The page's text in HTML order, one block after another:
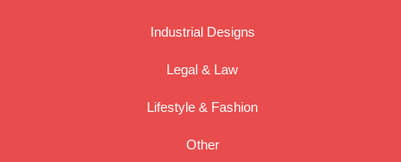
Industrial Designs
Legal & Law
Lifestyle & Fashion
Other